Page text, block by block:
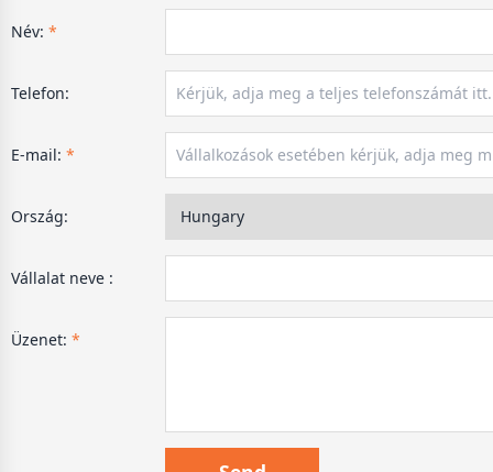
Név: *
Telefon:
E-mail: *
Ország:
Vállalat neve :
Üzenet: *